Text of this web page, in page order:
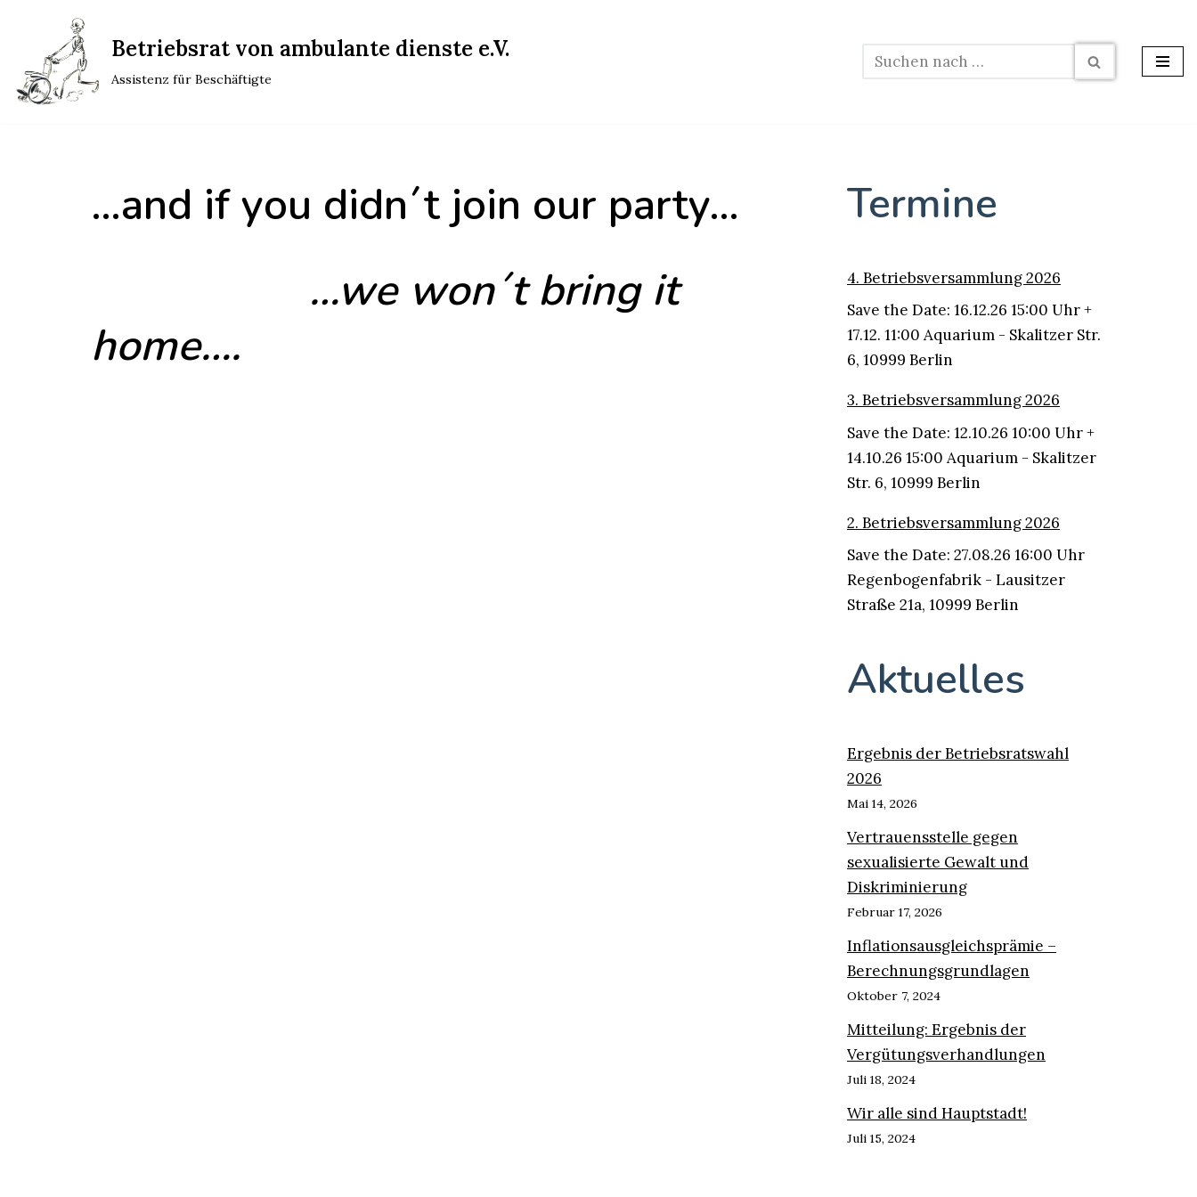
Inhalt
springen
Betriebsrat von ambulante dienste e.V.
Assistenz für Beschäftigte
…and if you didn´t join our party…
…we won´t bring it
home….
Termine
4. Betriebsversammlung 2026
Save the Date: 16.12.26 15:00 Uhr +
17.12. 11:00 Aquarium - Skalitzer Str.
6, 10999 Berlin
3. Betriebsversammlung 2026
Save the Date: 12.10.26 10:00 Uhr +
14.10.26 15:00 Aquarium - Skalitzer
Str. 6, 10999 Berlin
2. Betriebsversammlung 2026
Save the Date: 27.08.26 16:00 Uhr
Regenbogenfabrik - Lausitzer
Straße 21a, 10999 Berlin
Aktuelles
Ergebnis der Betriebsratswahl
2026
Mai 14, 2026
Vertrauensstelle gegen
sexualisierte Gewalt und
Diskriminierung
Februar 17, 2026
Inflationsausgleichsprämie –
Berechnungsgrundlagen
Oktober 7, 2024
Mitteilung: Ergebnis der
Vergütungsverhandlungen
Juli 18, 2024
Wir alle sind Hauptstadt!
Juli 15, 2024